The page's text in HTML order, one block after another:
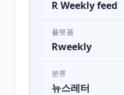
R Weekly feed
플랫폼
Rweekly
분류
뉴스레터